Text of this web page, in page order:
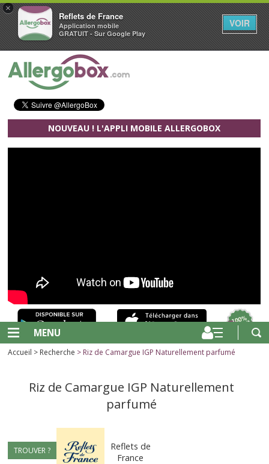
×
Reflets de France
Application mobile
GRATUIT - Sur Google Play
VOIR
Aller au contenu principal
NOUVEAU ! L'APPLI MOBILE ALLERGOBOX
MENU
Accueil > Recherche > Riz de Camargue IGP Naturellement parfumé
Riz de Camargue IGP Naturellement
parfumé
TROUVER ?
Reflets de
France